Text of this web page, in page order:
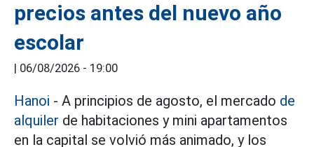
precios antes del nuevo año
escolar
| 06/08/2026 - 19:00
Hanoi - A principios de agosto, el mercado de
alquiler de habitaciones y mini apartamentos
en la capital se volvió más animado, y los